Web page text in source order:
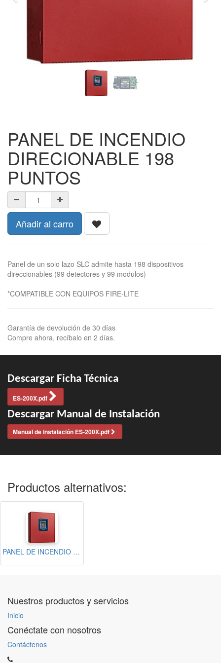
PANEL DE INCENDIO
DIRECIONABLE 198
PUNTOS
Añadir al carro
Panel de un solo lazo SLC admite hasta 198 dispositivos
direccionables (99 detectores y 99 modulos)
*COMPATIBLE CON EQUIPOS FIRE-LITE
Garantía de devolución de 30 días
Compre ahora, recíbalo en 2 días.
Descargar Ficha Técnica
ES-200X.pdf
Descargar Manual de Instalación
Manual de instalación ES-200X.pdf
Productos alternativos:
PANEL DE INCENDIO DIRECCIONABLE DE 50 PUNTOS
Nuestros productos y servicios
Inicio
Conéctate con nosotros
Contáctenos